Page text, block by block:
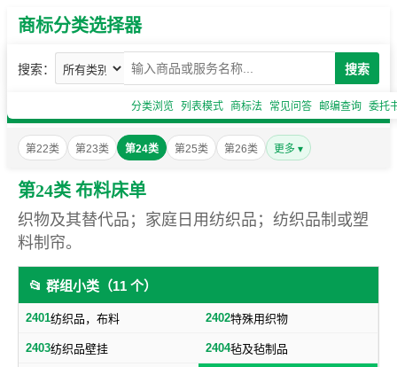
商标分类选择器
搜索： 搜索
分类浏览 列表模式 商标法 常见问答 邮编查询 委托
第22类 第23类 第24类 第25类 第26类 更多 ▾
第24类 布料床单
织物及其替代品；家庭日用纺织品；纺织品制或塑
料制帘。
📂 群组小类（11 个）
2401纺织品，布料 2402特殊用织物
2403纺织品壁挂 2404毡及毡制品